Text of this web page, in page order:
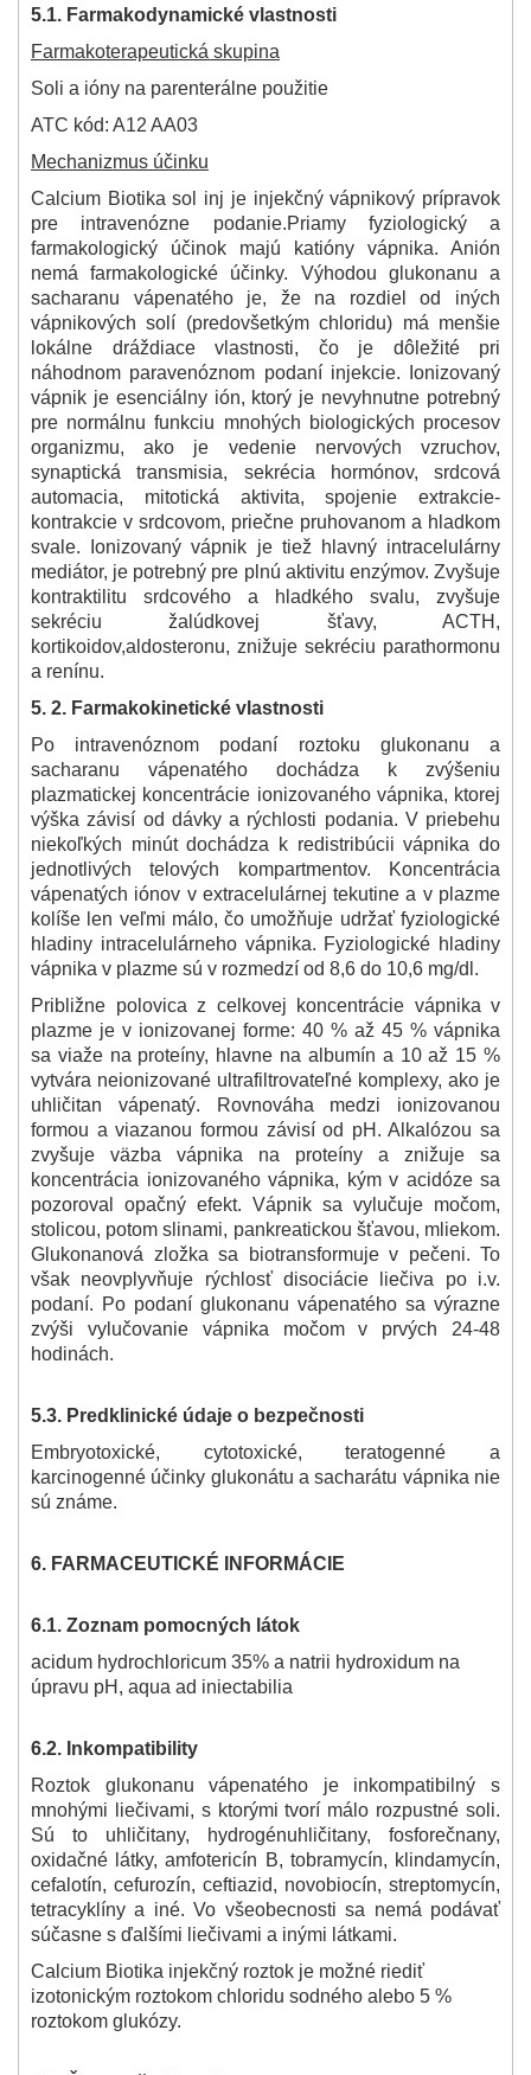
5.1. Farmakodynamické vlastnosti
Farmakoterapeutická skupina
Soli a ióny na parenterálne použitie
ATC kód: A12 AA03
Mechanizmus účinku
Calcium Biotika sol inj je injekčný vápnikový prípravok
pre intravenózne podanie.Priamy fyziologický a
farmakologický účinok majú katióny vápnika. Anión
nemá farmakologické účinky. Výhodou glukonanu a
sacharanu vápenatého je, že na rozdiel od iných
vápnikových solí (predovšetkým chloridu) má menšie
lokálne dráždiace vlastnosti, čo je dôležité pri
náhodnom paravenóznom podaní injekcie. Ionizovaný
vápnik je esenciálny ión, ktorý je nevyhnutne potrebný
pre normálnu funkciu mnohých biologických procesov
organizmu, ako je vedenie nervových vzruchov,
synaptická transmisia, sekrécia hormónov, srdcová
automacia, mitotická aktivita, spojenie extrakcie-
kontrakcie v srdcovom, priečne pruhovanom a hladkom
svale. Ionizovaný vápnik je tiež hlavný intracelulárny
mediátor, je potrebný pre plnú aktivitu enzýmov. Zvyšuje
kontraktilitu srdcového a hladkého svalu, zvyšuje
sekréciu žalúdkovej šťavy, ACTH,
kortikoidov,aldosteronu, znižuje sekréciu parathormonu
a renínu.
5. 2. Farmakokinetické vlastnosti
Po intravenóznom podaní roztoku glukonanu a
sacharanu vápenatého dochádza k zvýšeniu
plazmatickej koncentrácie ionizovaného vápnika, ktorej
výška závisí od dávky a rýchlosti podania. V priebehu
niekoľkých minút dochádza k redistribúcii vápnika do
jednotlivých telových kompartmentov. Koncentrácia
vápenatých iónov v extracelulárnej tekutine a v plazme
kolíše len veľmi málo, čo umožňuje udržať fyziologické
hladiny intracelulárneho vápnika. Fyziologické hladiny
vápnika v plazme sú v rozmedzí od 8,6 do 10,6 mg/dl.
Približne polovica z celkovej koncentrácie vápnika v
plazme je v ionizovanej forme: 40 % až 45 % vápnika
sa viaže na proteíny, hlavne na albumín a 10 až 15 %
vytvára neionizované ultrafiltrovateľné komplexy, ako je
uhličitan vápenatý. Rovnováha medzi ionizovanou
formou a viazanou formou závisí od pH. Alkalózou sa
zvyšuje väzba vápnika na proteíny a znižuje sa
koncentrácia ionizovaného vápnika, kým v acidóze sa
pozoroval opačný efekt. Vápnik sa vylučuje močom,
stolicou, potom slinami, pankreatickou šťavou, mliekom.
Glukonanová zložka sa biotransformuje v pečeni. To
však neovplyvňuje rýchlosť disociácie liečiva po i.v.
podaní. Po podaní glukonanu vápenatého sa výrazne
zvýši vylučovanie vápnika močom v prvých 24-48
hodinách.
5.3. Predklinické údaje o bezpečnosti
Embryotoxické, cytotoxické, teratogenné a
karcinogenné účinky glukonátu a sacharátu vápnika nie
sú známe.
6. FARMACEUTICKÉ INFORMÁCIE
6.1. Zoznam pomocných látok
acidum hydrochloricum 35% a natrii hydroxidum na
úpravu pH, aqua ad iniectabilia
6.2. Inkompatibility
Roztok glukonanu vápenatého je inkompatibilný s
mnohými liečivami, s ktorými tvorí málo rozpustné soli.
Sú to uhličitany, hydrogénuhličitany, fosforečnany,
oxidačné látky, amfotericín B, tobramycín, klindamycín,
cefalotín, cefurozín, ceftiazid, novobiocín, streptomycín,
tetracyklíny a iné. Vo všeobecnosti sa nemá podávať
súčasne s ďalšími liečivami a inými látkami.
Calcium Biotika injekčný roztok je možné riediť
izotonickým roztokom chloridu sodného alebo 5 %
roztokom glukózy.